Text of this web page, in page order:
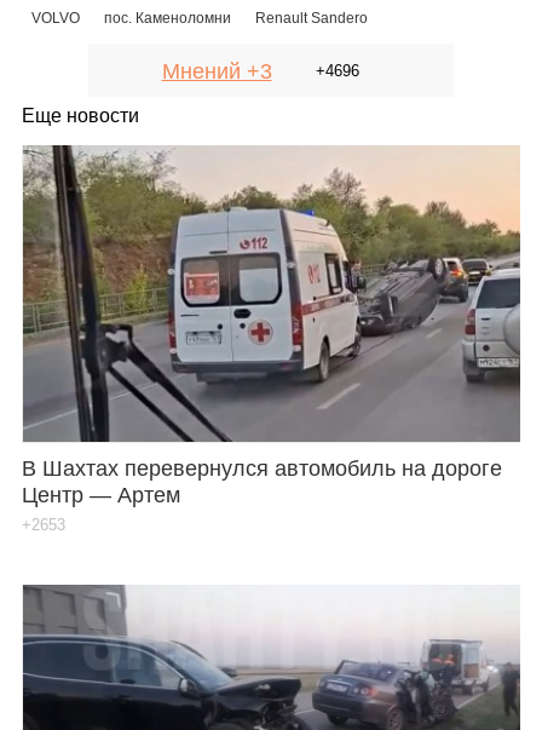
VOLVO
пос. Каменоломни Renault Sandero
Мнений +3 +4696
Еще новости
В Шахтах перевернулся автомобиль на дороге
Центр — Артем
+2653